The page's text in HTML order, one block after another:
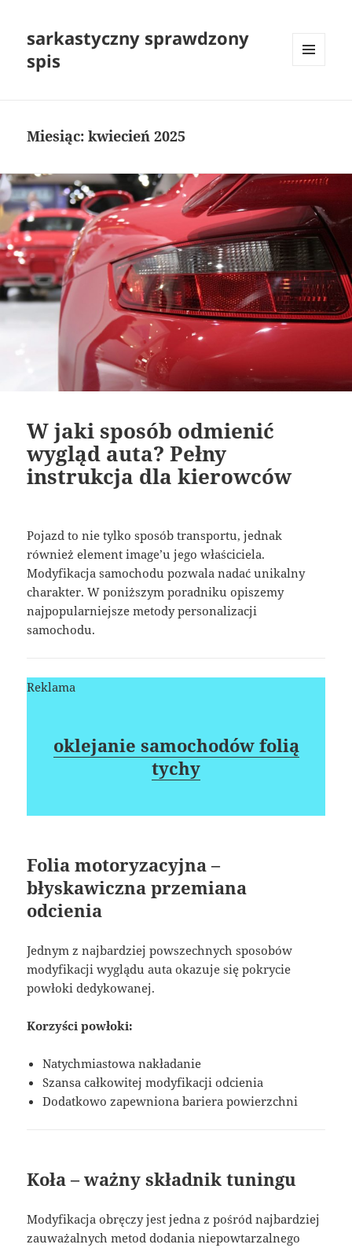
sarkastyczny sprawdzony
spis
Miesiąc:kwiecień 2025
W jaki sposób odmienić
wygląd auta? Pełny
instrukcja dla kierowców
Pojazd to nie tylko sposób transportu, jednak
również element image’u jego właściciela.
Modyfikacja samochodu pozwala nadać unikalny
charakter. W poniższym poradniku opiszemy
najpopularniejsze metody personalizacji
samochodu.
Reklama
oklejanie samochodów folią
tychy
Folia motoryzacyjna –
błyskawiczna przemiana
odcienia
Jednym z najbardziej powszechnych sposobów
modyfikacji wyglądu auta okazuje się pokrycie
powłoki dedykowanej.
Korzyści powłoki:
Natychmiastowa nakładanie
Szansa całkowitej modyfikacji odcienia
Dodatkowo zapewniona bariera powierzchni
Koła – ważny składnik tuningu
Modyfikacja obręczy jest jedna z pośród najbardziej
zauważalnych metod dodania niepowtarzalnego